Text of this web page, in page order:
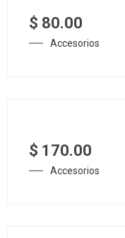
Accesorios
$ 80.00
Accesorios
$ 170.00